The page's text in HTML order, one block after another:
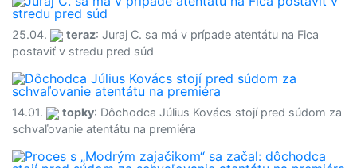
25.04. teraz: Juraj C. sa má v prípade atentátu na Fica
postaviť v stredu pred súd
14.01. topky: Dôchodca Július Kovács stojí pred súdom za
schvaľovanie atentátu na premiéra